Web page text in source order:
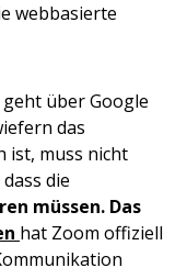
webbasierte
über Google
das
ist, muss nicht
die
müssen. Das
hat Zoom offiziell